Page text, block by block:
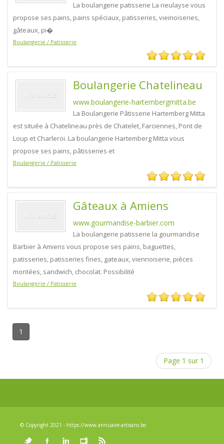
La boulangerie patisserie La rieulayse vous
propose ses pains, pains spéciaux, patisseries, vieinoiseries,
gâteaux, pi�
Boulangerie / Patisserie
Boulangerie Chatelineau
www.boulangerie-hartembergmitta.be
La Boulangerie Pâtisserie Hartemberg Mitta
est située à Chatelineau près de Chatelet, Farciennes, Pont de
Loup et Charleroi. La boulangerie Hartemberg Mitta vous
propose ses pains, pâtisseries et
Boulangerie / Patisserie
Gâteaux à Amiens
www.gourmandise-barbier.com
La boulangerie patisserie la gourmandise
Barbier à Amiens vous propose ses pains, baguettes,
patisseries, patisseries fines, gateaux, viennoiserie, pièces
montées, sandwich, chocolat. Possibilité
Boulangerie / Patisserie
1
Page 1 sur 1
© Copyright 2021 - https://www.annuaire-artisans.be